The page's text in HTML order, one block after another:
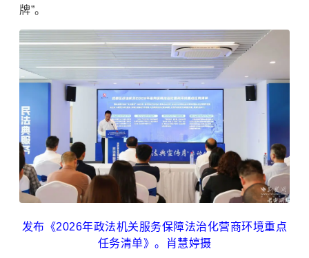
牌”。
发布《2026年政法机关服务保障法治化营商环境重点
任务清单》。肖慧婷摄